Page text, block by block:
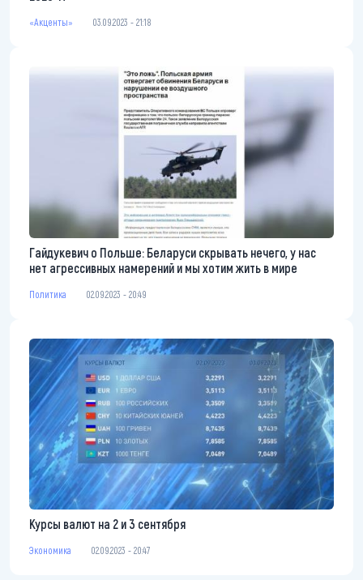
«Акценты» 03.09.2023 - 21:18
Гайдукевич о Польше: Беларуси скрывать нечего, у нас
нет агрессивных намерений и мы хотим жить в мире
Политика 02.09.2023 - 20:49
Курсы валют на 2 и 3 сентября
Экономика 02.09.2023 - 20:47